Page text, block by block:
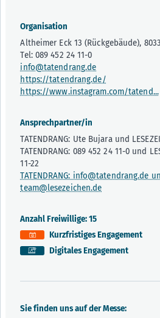
Organisation
Altheimer Eck 13 (Rückgebäude),
Tel: 089 452 24 11-0
info@tatendrang.de
https://tatendrang.de/
https://www.instagram.com/tatend...
Ansprechpartner/in
TATENDRANG: Ute Bujara und
TATENDRANG: 089 452 24 11-0 und
11-22
TATENDRANG: info@tatendrang.de
team@lesezeichen.de
Anzahl Freiwillige: 15
Kurzfristiges Engagement
Digitales Engagement
Sie finden uns auf der Messe: